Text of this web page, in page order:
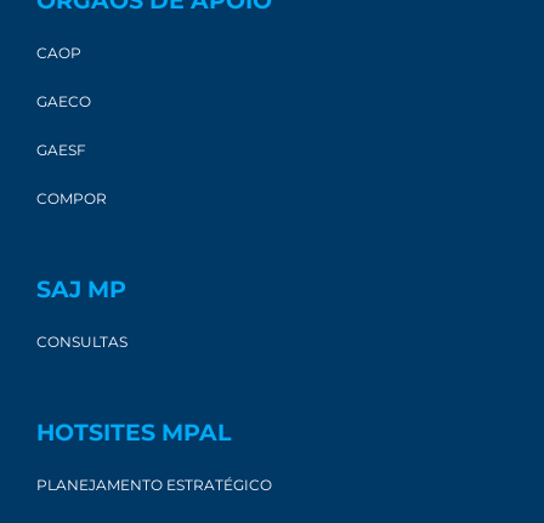
CAOP
GAECO
GAESF
COMPOR
SAJ MP
CONSULTAS
HOTSITES MPAL
PLANEJAMENTO ESTRATÉGICO